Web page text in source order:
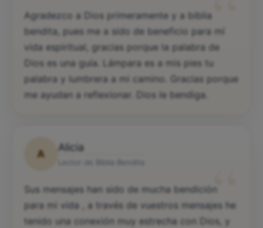
Agradezco a Dios primeramente y a biblia
bendita, pues me a sido de beneficio para mí
vida espiritual, gracias porque la palabra de
Dios es una guía. Lámpara es a mis pies tu
palabra y lumbrera a mi camino. Gracias porque
me ayudan a reflexionar. Dios le bendiga.
A
Alicia
“
Sus mensajes han sido de mucha bendición
para mi vida , a través de vuestros mensajes he
tenido una conexión muy estrecha con Dios, y